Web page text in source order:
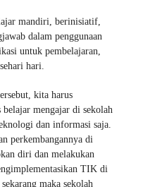
mandiri, berinisiatif,
dalam penggunaan
untuk pembelajaran,
hari.
kita harus
mengajar di sekolah
dan informasi saja.
perkembangannya di
diri dan melakukan
TIK di
maka sekolah